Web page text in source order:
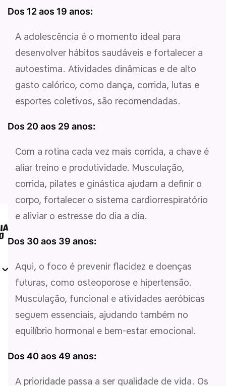
Dos 12 aos 19 anos:
A adolescência é o momento ideal para
desenvolver hábitos saudáveis e fortalecer a
autoestima. Atividades dinâmicas e de alto
gasto calórico, como dança, corrida, lutas e
esportes coletivos, são recomendadas.
Dos 20 aos 29 anos:
Com a rotina cada vez mais corrida, a chave é
aliar treino e produtividade. Musculação,
corrida, pilates e ginástica ajudam a definir o
corpo, fortalecer o sistema cardiorrespiratório
e aliviar o estresse do dia a dia.
Dos 30 aos 39 anos:
Aqui, o foco é prevenir flacidez e doenças
futuras, como osteoporose e hipertensão.
Musculação, funcional e atividades aeróbicas
seguem essenciais, ajudando também no
equilíbrio hormonal e bem-estar emocional.
Dos 40 aos 49 anos:
A prioridade passa a ser qualidade de vida. Os